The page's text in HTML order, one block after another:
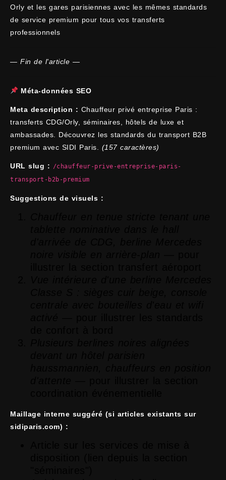
Orly et les gares parisiennes avec les mêmes standards
de service premium pour tous vos transferts
professionnels
— Fin de l'article —
Méta-données SEO
Meta description : Chauffeur privé entreprise Paris :
transferts CDG/Orly, séminaires, hôtels de luxe et
ambassades. Découvrez les standards du transport B2B
premium avec SIDI Paris. (157 caractères)
URL slug : /chauffeur-prive-entreprise-paris-
transport-b2b-premium
Suggestions de visuels :
Maillage interne suggéré (si articles existants sur
sidiparis.com) :